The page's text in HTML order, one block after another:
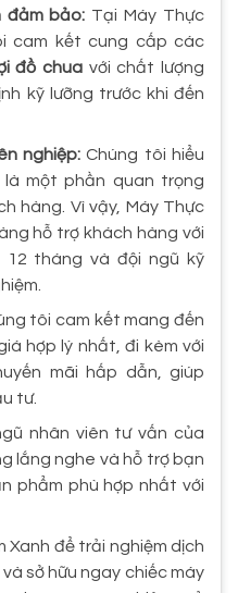
đảm bảo: Tại Máy Thực
cam kết cung cấp các
đồ chua với chất lượng
kỹ lưỡng trước khi đến
nghiệp:Chúng tôi hiểu
một phần quan trọng
hàng. Vì vậy, Máy Thực
hỗ trợ khách hàng với
12 tháng và đội ngũ kỹ
tôi cam kết mang đến
hợp lý nhất, đi kèm với
mãi hấp dẫn, giúp
tư.
nhân viên tư vấn của
lắng nghe và hỗ trợ bạn
phẩm phù hợp nhất với
Xanh để trải nghiệm dịch
sở hữu ngay chiếc máy